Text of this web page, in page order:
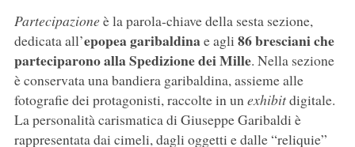
Partecipazioneè la parola-chiave della sesta sezione,
dedicata all’epopea garibaldinae agli 86 bresciani che
parteciparono alla Spedizione dei Mille. Nella sezione
è conservata una bandiera garibaldina, assieme alle
fotografie dei protagonisti, raccolte in unexhibitdigitale.
La personalità carismatica di Giuseppe Garibaldi è
rappresentata dai cimeli, dagli oggetti e dalle “reliquie”